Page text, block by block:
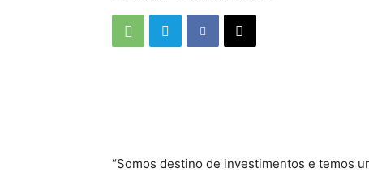
“Somos destino de investimentos e temos